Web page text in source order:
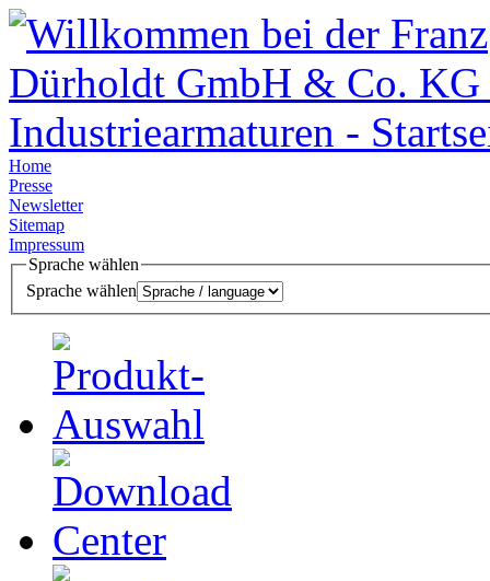
Home
Presse
Newsletter
Sitemap
Impressum
Sprache wählen
Sprache wählen